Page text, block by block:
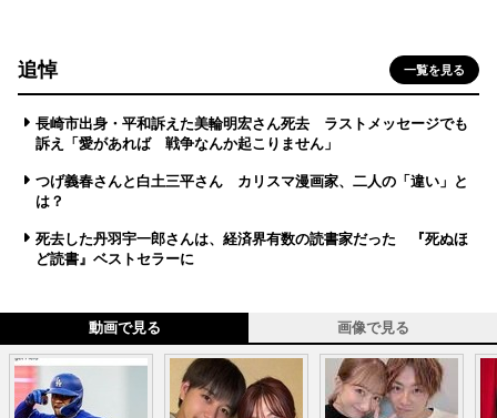
追悼 一覧を見る
長崎市出身・平和訴えた美輪明宏さん死去 ラストメッセージでも
訴え「愛があれば 戦争なんか起こりません」
つげ義春さんと白土三平さん カリスマ漫画家、二人の「違い」と
は？
死去した丹羽宇一郎さんは、経済界有数の読書家だった 『死ぬほ
ど読書』ベストセラーに
動画で見る 画像で見る